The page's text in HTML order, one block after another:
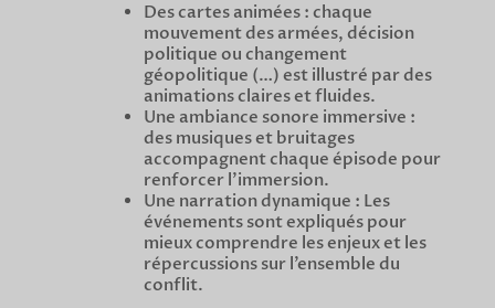
Des cartes animées : chaque
mouvement des armées, décision
politique ou changement
géopolitique (…) est illustré par des
animations claires et fluides.
Une ambiance sonore immersive :
des musiques et bruitages
accompagnent chaque épisode pour
renforcer l’immersion.
Une narration dynamique : Les
événements sont expliqués pour
mieux comprendre les enjeux et les
répercussions sur l’ensemble du
conflit.